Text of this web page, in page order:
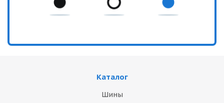
Каталог
Шины